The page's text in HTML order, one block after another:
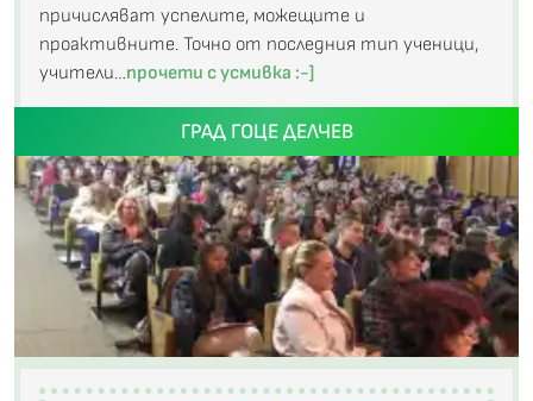
причисляват успелите, можещите и
проактивните. Точно от последния тип ученици,
учители…прочети с усмивка :-]
ГРАД ГОЦЕ ДЕЛЧЕВ